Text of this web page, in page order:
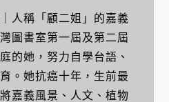
｜人稱「顧二姐」的嘉義
圖書室第一屆及第二屆
的她，努力自學台語、
。她抗癌十年，生前最
嘉義風景、人文、植物